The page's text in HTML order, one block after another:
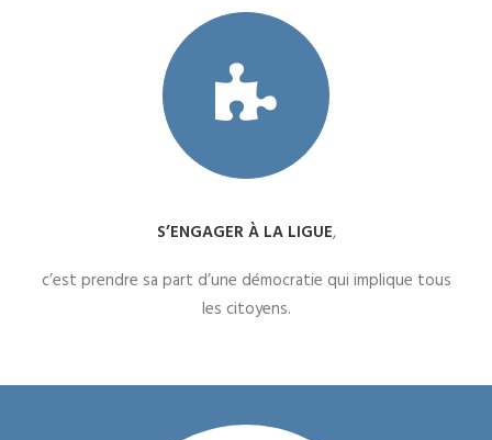
S’ENGAGER À LA LIGUE,
c’est prendre sa part d’une démocratie qui implique tous
les citoyens.